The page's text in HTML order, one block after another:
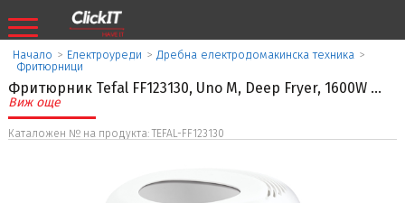
Начало > Eлектроуреди > Дребна електродомакинска техника >
Фритюрници
Фритюрник Tefal FF123130, Uno M, Deep Fryer, 1600W ...
Виж още
Каталожен № на продукта: TEFAL-FF123130